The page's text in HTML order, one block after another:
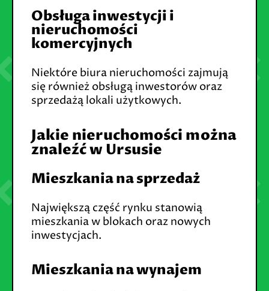
Obsługa inwestycji i
nieruchomości
komercyjnych
Niektóre biura nieruchomości zajmują
się również obsługą inwestorów oraz
sprzedażą lokali użytkowych.
Jakie nieruchomości można
znaleźć w Ursusie
Mieszkania na sprzedaż
Największą część rynku stanowią
mieszkania w blokach oraz nowych
inwestycjach.
Mieszkania na wynajem